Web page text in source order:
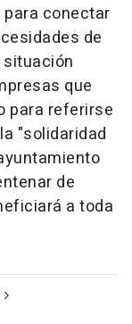
conectar
de
que
para referirse
"solidaridad
de
a toda